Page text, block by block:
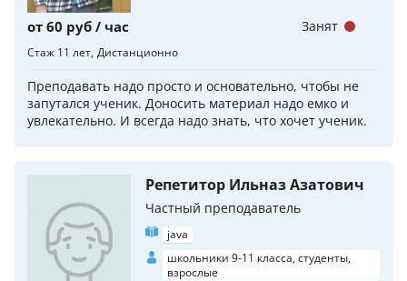
от 60 руб / час
Стаж 11 лет Дистанционно
Преподавать надо просто и основательно, чтобы не
запутался ученик. Доносить материал надо емко и
увлекательно. И всегда надо знать, что хочет ученик.
Занят
Репетитор Ильназ Азатович
Частный преподаватель
java
школьники 9-11 класса, студенты,
взрослые